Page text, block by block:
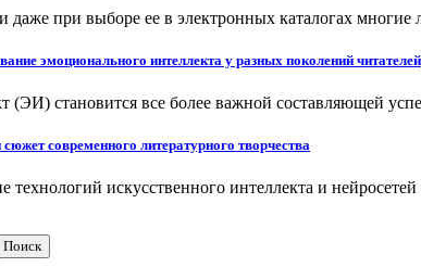
даже при выборе ее в электронных каталогах
эмоционального интеллекта у разных поколений читателей
(ЭИ) становится все более важной составляющей
современного литературного творчества
технологий искусственного интеллекта и
Поиск